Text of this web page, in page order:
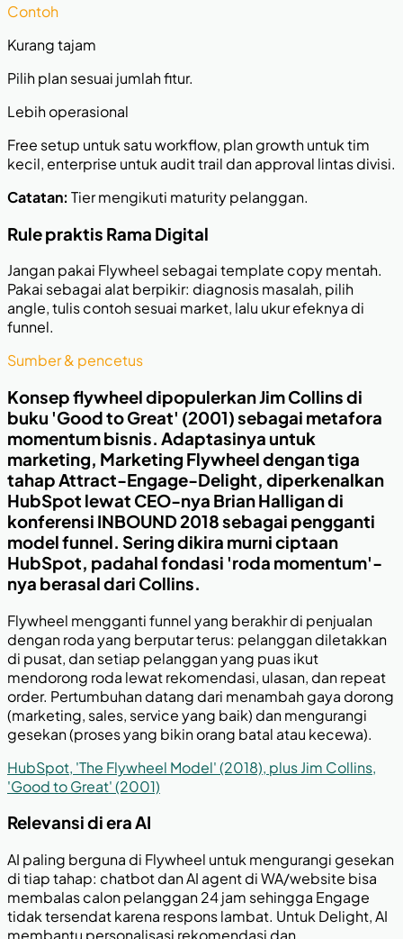
Contoh
Kurang tajam
Pilih plan sesuai jumlah fitur.
Lebih operasional
Free setup untuk satu workflow, plan growth untuk tim
kecil, enterprise untuk audit trail dan approval lintas divisi.
Catatan: Tier mengikuti maturity pelanggan.
Rule praktis Rama Digital
Jangan pakai Flywheel sebagai template copy mentah.
Pakai sebagai alat berpikir: diagnosis masalah, pilih
angle, tulis contoh sesuai market, lalu ukur efeknya di
funnel.
Sumber & pencetus
Konsep flywheel dipopulerkan Jim Collins di
buku 'Good to Great' (2001) sebagai metafora
momentum bisnis. Adaptasinya untuk
marketing, Marketing Flywheel dengan tiga
tahap Attract-Engage-Delight, diperkenalkan
HubSpot lewat CEO-nya Brian Halligan di
konferensi INBOUND 2018 sebagai pengganti
model funnel. Sering dikira murni ciptaan
HubSpot, padahal fondasi 'roda momentum'-
nya berasal dari Collins.
Flywheel mengganti funnel yang berakhir di penjualan
dengan roda yang berputar terus: pelanggan diletakkan
di pusat, dan setiap pelanggan yang puas ikut
mendorong roda lewat rekomendasi, ulasan, dan repeat
order. Pertumbuhan datang dari menambah gaya dorong
(marketing, sales, service yang baik) dan mengurangi
gesekan (proses yang bikin orang batal atau kecewa).
HubSpot, 'The Flywheel Model' (2018), plus Jim Collins,
'Good to Great' (2001)
Relevansi di era AI
AI paling berguna di Flywheel untuk mengurangi gesekan
di tiap tahap: chatbot dan AI agent di WA/website bisa
membalas calon pelanggan 24 jam sehingga Engage
tidak tersendat karena respons lambat. Untuk Delight, AI
membantu personalisasi rekomendasi dan